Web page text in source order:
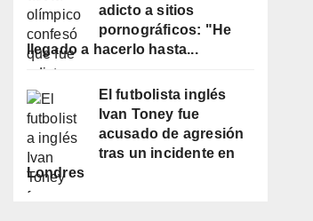
adicto a sitios
pornográficos: "He
llegado a hacerlo hasta...
El futbolista inglés
Ivan Toney fue
acusado de agresión
tras un incidente en
Londres